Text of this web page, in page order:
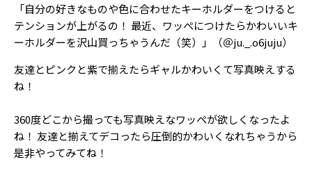
「自分の好きなものや色に合わせたキーホルダーをつけると
テンションが上がるの！ 最近、ワッぺにつけたらかわいいキ
ーホルダーを沢山買っちゃうんだ（笑）」（＠ju._.o6juju）
友達とピンクと紫で揃えたらギャルかわいくて写真映えする
ね！
360度どこから撮っても写真映えなワッペが欲しくなったよ
ね！ 友達と揃えてデコったら圧倒的かわいくなれちゃうから
是非やってみてね！